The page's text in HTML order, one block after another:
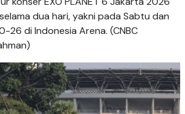
dua hari, yakni pada Sabtu dan
26 di Indonesia Arena. (CNBC